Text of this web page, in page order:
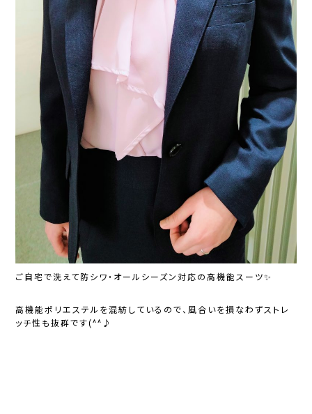
ご自宅で洗えて防シワ・オールシーズン対応の高機能スーツ✨
高機能ポリエステルを混紡しているので、風合いを損なわずストレ
ッチ性も抜群です(^^♪